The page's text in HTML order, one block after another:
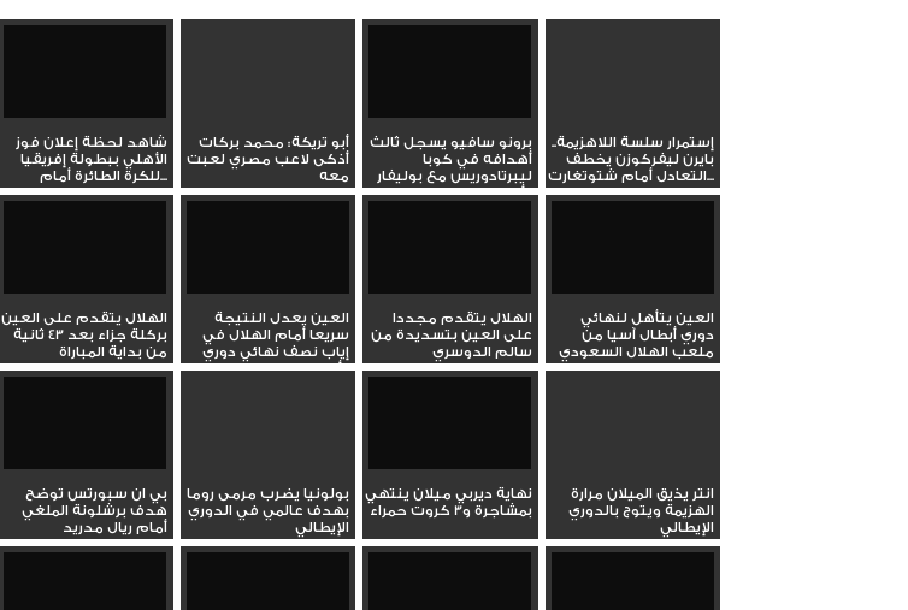
إستمرار سلسة اللاهزيمة..
بايرن ليفركوزن يخطف
التعادل أمام شتوتغارت...
برونو سافيو يسجل ثالث
أهدافه في كوبا
ليبرتادوريس مع بوليفار
أمام...
أبو تريكة: محمد بركات
أذكى لاعب مصري لعبت
معه
شاهد لحظة إعلان فوز
الأهلي ببطولة إفريقيا
للكرة الطائرة أمام...
العين يتأهل لنهائي
دوري أبطال آسيا من
ملعب الهلال السعودي
الهلال يتقدم مجددا
على العين بتسديدة من
سالم الدوسري
العين يعدل النتيجة
سريعا أمام الهلال في
إياب نصف نهائي دوري
أبطال...
الهلال يتقدم على العين
بركلة جزاء بعد 43 ثانية
من بداية المباراة
انتر يذيق الميلان مرارة
الهزيمة ويتوج بالدوري
الإيطالي
نهاية ديربي ميلان ينتهي
بمشاجرة و3 كروت حمراء
بولونيا يضرب مرمى روما
بهدف عالمي في الدوري
الإيطالي
بي ان سبورتس توضح
هدف برشلونة الملغي
أمام ريال مدريد